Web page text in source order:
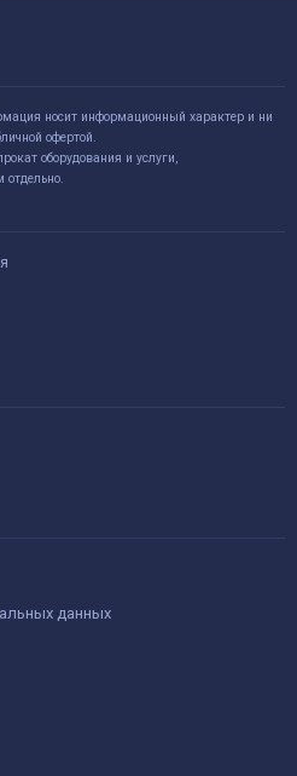
носит информационный характер и ни
офертой.
оборудования и услуги,
отдельно.
данных